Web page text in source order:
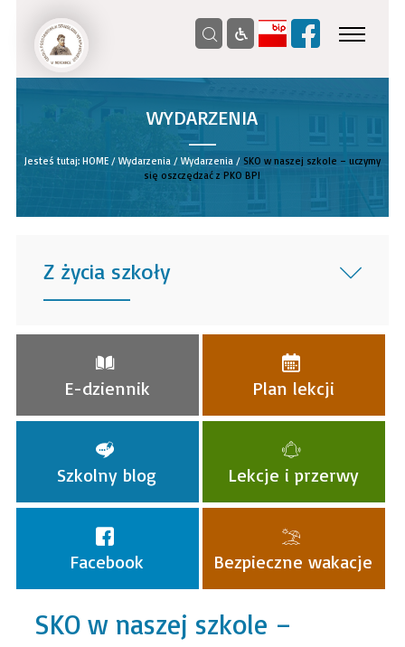
WYDARZENIA
__
Jesteś tutaj: HOME/ Wydarzenia/ Wydarzenia/ SKO w naszej szkole – uczymy
się oszczędzać z PKO BP!
Z życia szkoły
______
E-dziennik Plan lekcji
Szkolny blog Lekcje i przerwy
Facebook Bezpieczne wakacje
SKO w naszej szkole –